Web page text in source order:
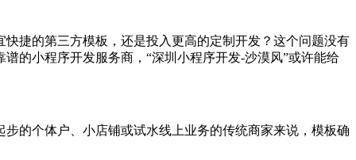
捷的第三方模板，还是投入更高的定制开发？这个问题没有
的小程序开发服务商，“深圳小程序开发-沙漠风”或许能给
的个体户、小店铺或试水线上业务的传统商家来说，模板确